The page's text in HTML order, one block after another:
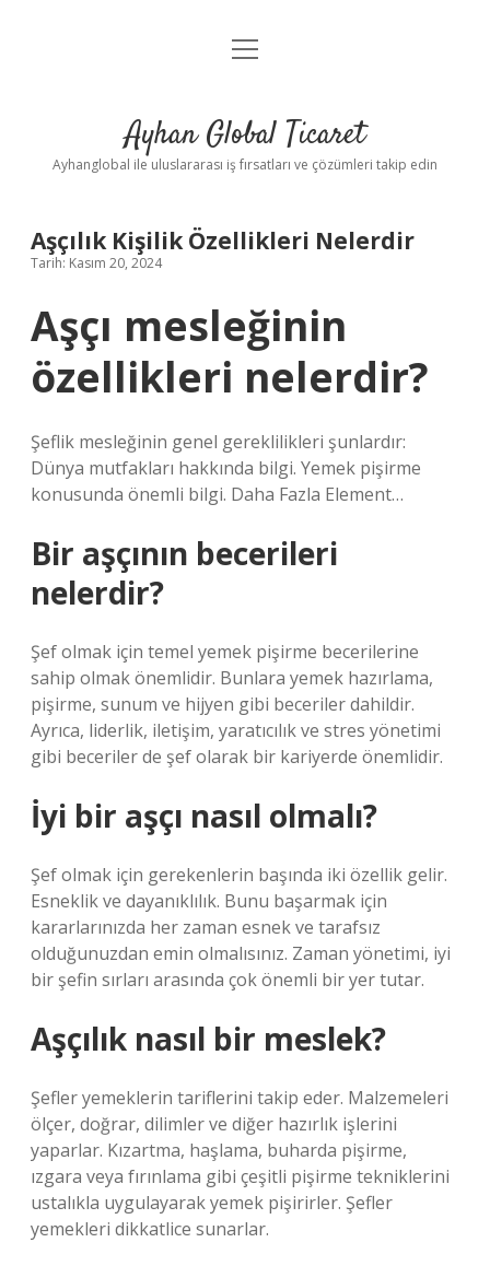
Anasayfa
Yasal Uyarı
menüyü
Ayhan Global Ticaret
Ayhanglobal ile uluslararası iş fırsatları ve çözümleri takip edin
Aşçılık Kişilik Özellikleri Nelerdir
Tarih: Kasım 20, 2024
Aşçı mesleğinin
özellikleri nelerdir?
Şeflik mesleğinin genel gereklilikleri şunlardır:
Dünya mutfakları hakkında bilgi. Yemek pişirme
konusunda önemli bilgi. Daha Fazla Element…
Bir aşçının becerileri
nelerdir?
Şef olmak için temel yemek pişirme becerilerine
sahip olmak önemlidir. Bunlara yemek hazırlama,
pişirme, sunum ve hijyen gibi beceriler dahildir.
Ayrıca, liderlik, iletişim, yaratıcılık ve stres yönetimi
gibi beceriler de şef olarak bir kariyerde önemlidir.
İyi bir aşçı nasıl olmalı?
Şef olmak için gerekenlerin başında iki özellik gelir.
Esneklik ve dayanıklılık. Bunu başarmak için
kararlarınızda her zaman esnek ve tarafsız
olduğunuzdan emin olmalısınız. Zaman yönetimi, iyi
bir şefin sırları arasında çok önemli bir yer tutar.
Aşçılık nasıl bir meslek?
Şefler yemeklerin tariflerini takip eder. Malzemeleri
ölçer, doğrar, dilimler ve diğer hazırlık işlerini
yaparlar. Kızartma, haşlama, buharda pişirme,
ızgara veya fırınlama gibi çeşitli pişirme tekniklerini
ustalıkla uygulayarak yemek pişirirler. Şefler
yemekleri dikkatlice sunarlar.